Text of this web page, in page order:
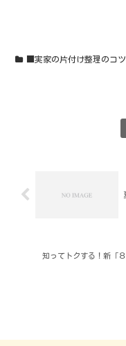
■実家の片付け整理のコツ
知ってトクする！新「